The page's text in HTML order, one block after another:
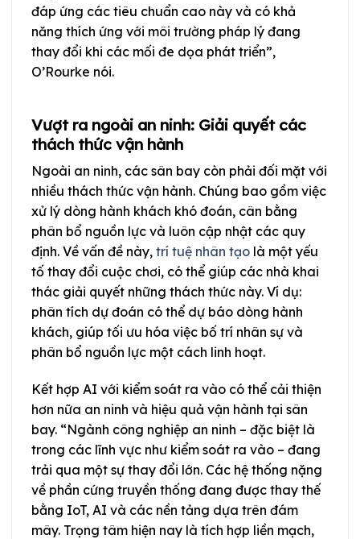
đáp ứng các tiêu chuẩn cao này và có khả
năng thích ứng với môi trường pháp lý đang
thay đổi khi các mối đe dọa phát triển”,
O’Rourke nói.
Vượt ra ngoài an ninh: Giải quyết các
thách thức vận hành
Ngoài an ninh, các sân bay còn phải đối mặt với
nhiều thách thức vận hành. Chúng bao gồm việc
xử lý dòng hành khách khó đoán, cân bằng
phân bổ nguồn lực và luôn cập nhật các quy
định. Về vấn đề này, trí tuệ nhân tạo là một yếu
tố thay đổi cuộc chơi, có thể giúp các nhà khai
thác giải quyết những thách thức này. Ví dụ:
phân tích dự đoán có thể dự báo dòng hành
khách, giúp tối ưu hóa việc bố trí nhân sự và
phân bổ nguồn lực một cách linh hoạt.
Kết hợp AI với kiểm soát ra vào có thể cải thiện
hơn nữa an ninh và hiệu quả vận hành tại sân
bay. “Ngành công nghiệp an ninh – đặc biệt là
trong các lĩnh vực như kiểm soát ra vào – đang
trải qua một sự thay đổi lớn. Các hệ thống nặng
về phần cứng truyền thống đang được thay thế
bằng IoT, AI và các nền tảng dựa trên đám
mây. Trọng tâm hiện nay là tích hợp liền mạch,